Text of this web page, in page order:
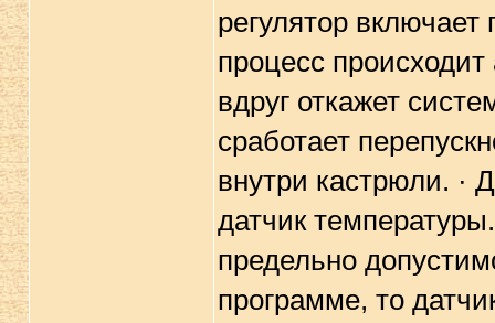
регулятор
процесс
вдруг откажет
сработает
внутри кастрюли. ·
датчик
предельно
программе, то